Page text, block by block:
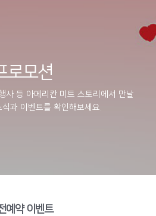
로모션
사 등 아메리칸 미트 스토리에서 만날
과 이벤트를 확인해보세요.
예약 이벤트